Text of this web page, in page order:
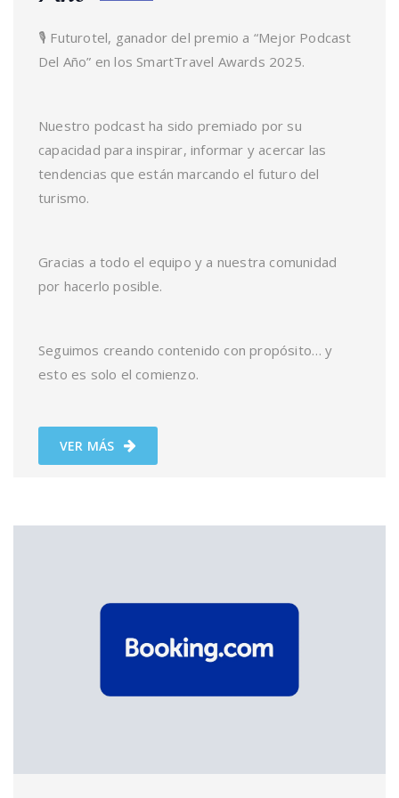
🎙️ Futurotel, ganador del premio a “Mejor Podcast
Del Año” en los SmartTravel Awards 2025.
Nuestro podcast ha sido premiado por su
capacidad para inspirar, informar y acercar las
tendencias que están marcando el futuro del
turismo.
Gracias a todo el equipo y a nuestra comunidad
por hacerlo posible.
Seguimos creando contenido con propósito… y
esto es solo el comienzo.
VER MÁS